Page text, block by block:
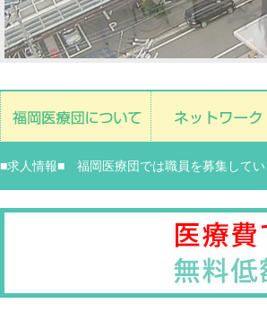
■求人情報■ 福岡医療団では職員を募集して